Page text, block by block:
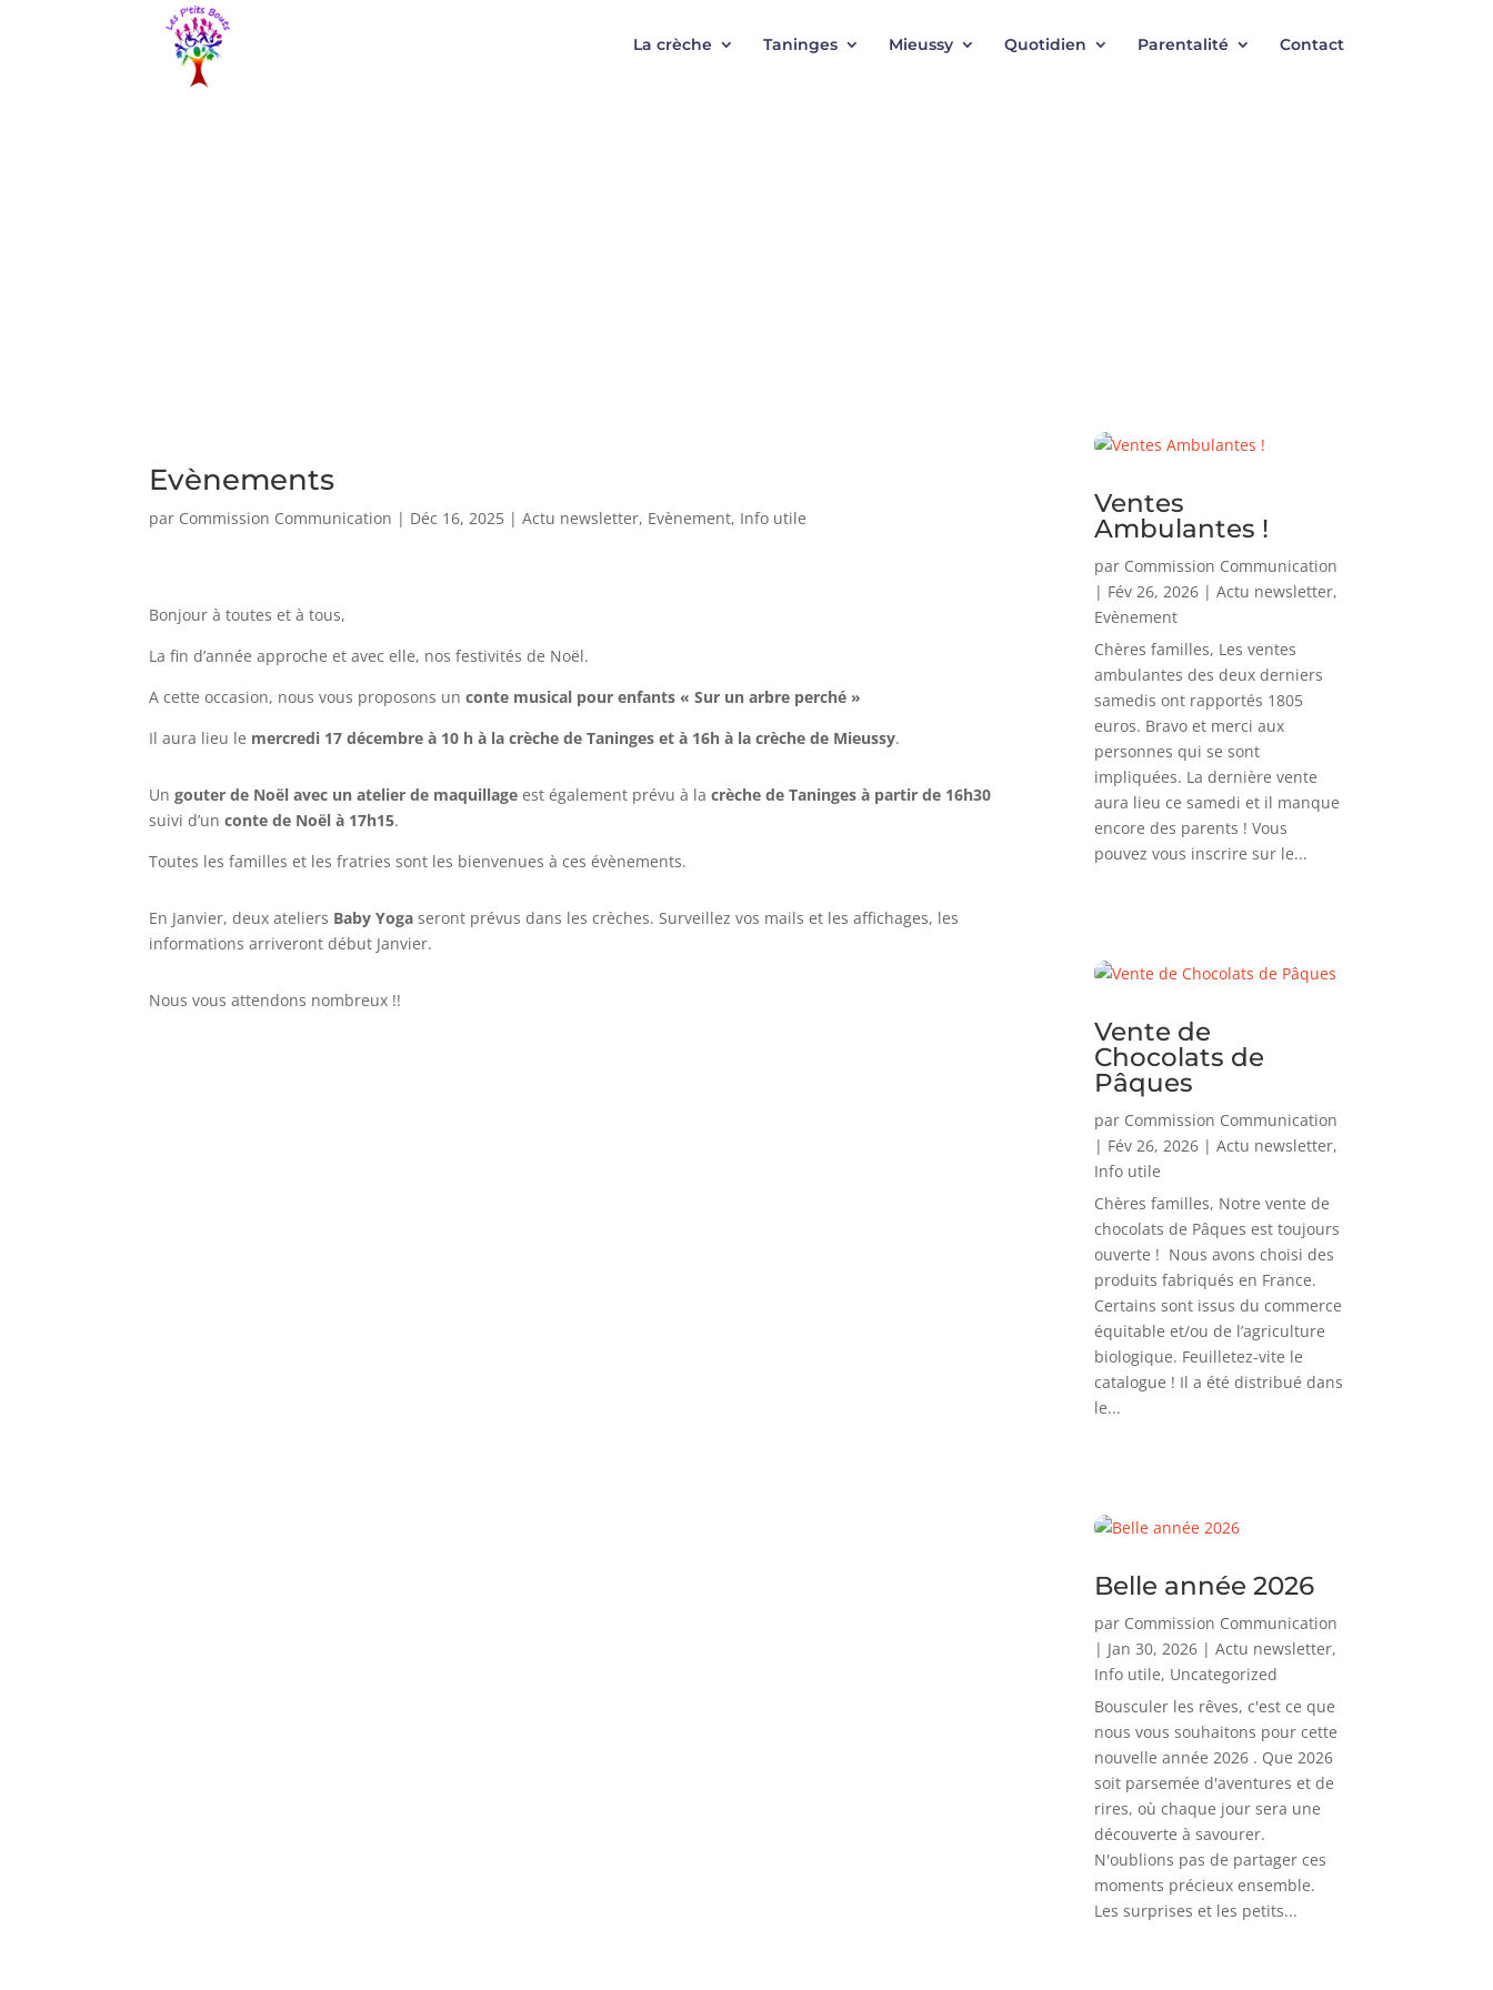
La crèche Taninges Mieussy Quotidien Parentalité Contact
Evènements
par Commission Communication | Déc 16, 2025 |Actu newsletter, Evènement, Info utile
Bonjour à toutes et à tous,
La fin d’année approche et avec elle, nos festivités de Noël.
A cette occasion, nous vous proposons unconte musical pour enfants « Sur un arbre perché »
Il aura lieu le mercredi 17 décembre à 10 h à la crèche de Taninges et à 16h à la crèche de Mieussy.
Ungouter de Noël avec un atelier de maquillage est également prévu à lacrèche de Taninges à partir de 16h30
suivi d’unconte de Noël à 17h15.
Toutes les familles et les fratries sont les bienvenues à ces évènements.
En Janvier, deux ateliers Baby Yoga seront prévus dans les crèches. Surveillez vos mails et les affichages, les
informations arriveront début Janvier.
Nous vous attendons nombreux !!
Ventes
Ambulantes !
par Commission Communication
| Fév 26, 2026 |Actu newsletter,
Evènement
Chères familles, Les ventes
ambulantes des deux derniers
samedis ont rapportés 1805
euros. Bravo et merci aux
personnes qui se sont
impliquées. La dernière vente
aura lieu ce samedi et il manque
encore des parents ! Vous
pouvez vous inscrire sur le...
Vente de
Chocolats de
Pâques
par Commission Communication
| Fév 26, 2026 |Actu newsletter,
Info utile
Chères familles, Notre vente de
chocolats de Pâques est toujours
ouverte ! Nous avons choisi des
produits fabriqués en France.
Certains sont issus du commerce
équitable et/ou de l’agriculture
biologique. Feuilletez-vite le
catalogue ! Il a été distribué dans
le...
Belle année 2026
par Commission Communication
| Jan 30, 2026 |Actu newsletter,
Info utile, Uncategorized
Bousculer les rêves, c'est ce que
nous vous souhaitons pour cette
nouvelle année 2026 . Que 2026
soit parsemée d'aventures et de
rires, où chaque jour sera une
découverte à savourer.
N'oublions pas de partager ces
moments précieux ensemble.
Les surprises et les petits...